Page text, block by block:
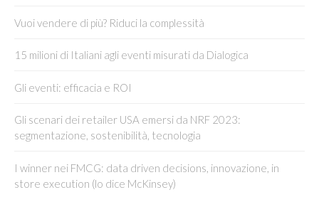
Vuoi vendere di più? Riduci la complessità
15 milioni di Italiani agli eventi misurati da Dialogica
Gli eventi: efficacia e ROI
Gli scenari dei retailer USA emersi da NRF 2023:
segmentazione, sostenibilità, tecnologia
I winner nei FMCG: data driven decisions, innovazione, in
store execution (lo dice McKinsey)